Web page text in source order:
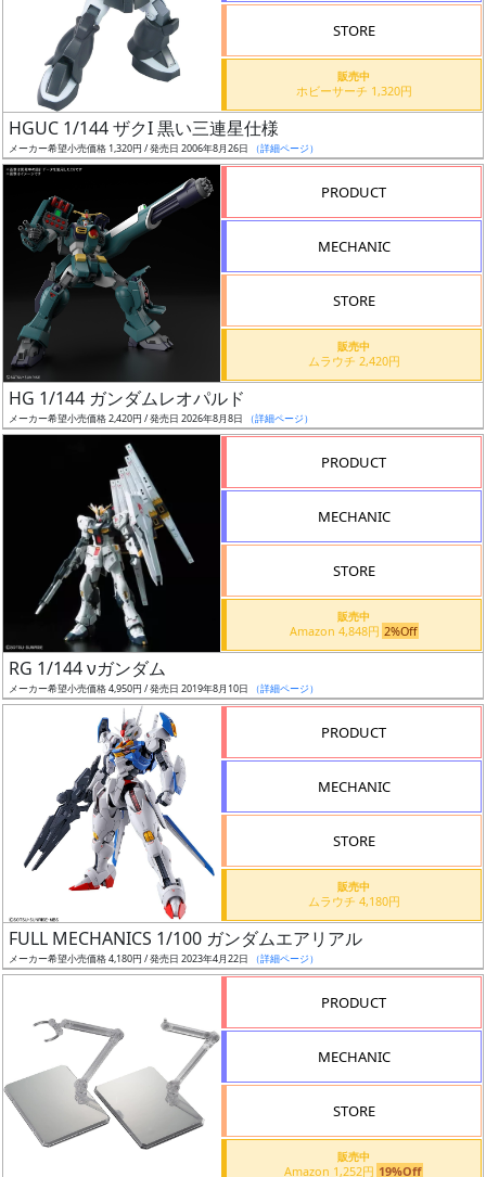
ル
シ
リ
ー
ズ・
況
売
始
抽
選
復
活
STORE
販売中
ホビーサーチ 1,320円
HGUC 1/144 ザクI 黒い三連星仕様
メーカー希望小売価格 1,320円 / 発売日 2006年8月26日 （詳細ページ）
PRODUCT
MECHANIC
STORE
販売中
ムラウチ 2,420円
HG 1/144 ガンダムレオパルド
メーカー希望小売価格 2,420円 / 発売日 2026年8月8日 （詳細ページ）
PRODUCT
MECHANIC
STORE
販売中
Amazon 4,848円 2%Off
RG 1/144 νガンダム
メーカー希望小売価格 4,950円 / 発売日 2019年8月10日 （詳細ページ）
PRODUCT
MECHANIC
STORE
販売中
ムラウチ 4,180円
FULL MECHANICS 1/100 ガンダムエアリアル
メーカー希望小売価格 4,180円 / 発売日 2023年4月22日 （詳細ページ）
PRODUCT
MECHANIC
STORE
販売中
Amazon 1,252円 19%Off